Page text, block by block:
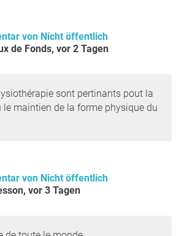
von Nicht öffentlich
de Fonds, vor 2 Tagen
sont pertinants pout la
le maintien de la forme physique du
von Nicht öffentlich
vor 3 Tagen